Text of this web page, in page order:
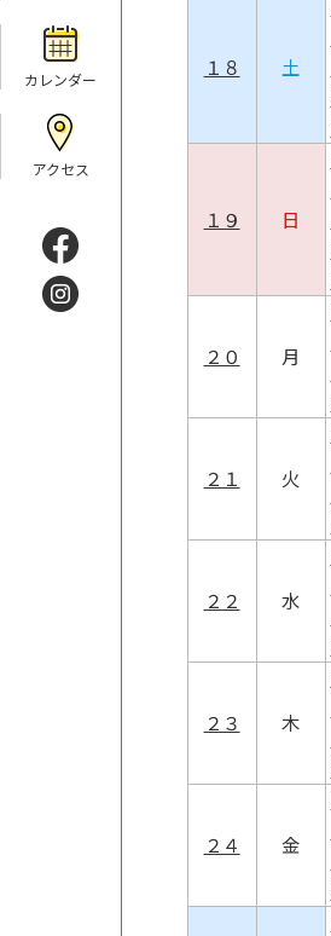
カレンダー
アクセス
１８ 土
１９ 日
２０ 月
２１ 火
２２ 水
２３ 木
２４ 金